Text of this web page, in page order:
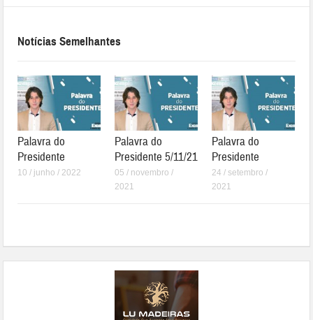
Notícias Semelhantes
Palavra do
Presidente
10 / junho / 2022
Palavra do
Presidente 5/11/21
05 / novembro /
2021
Palavra do
Presidente
24 / setembro /
2021